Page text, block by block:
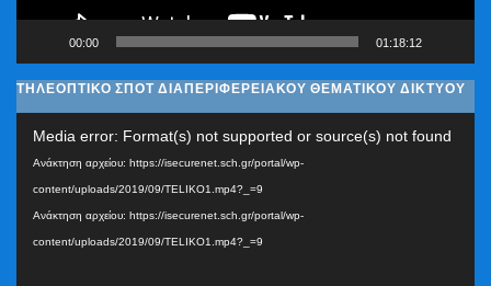
00:00 01:18:12
ΤΗΛΕΟΠΤΙΚΟ ΣΠΟΤ ΔΙΑΠΕΡΙΦΕΡΕΙΑΚΟΥ ΘΕΜΑΤΙΚΟΥ ΔΙΚΤΥΟΥ
Media error: Format(s) not supported or source(s) not found
Ανάκτηση αρχείου: https://isecurenet.sch.gr/portal/wp-
content/uploads/2019/09/TELIKO1.mp4?_=9
Ανάκτηση αρχείου: https://isecurenet.sch.gr/portal/wp-
content/uploads/2019/09/TELIKO1.mp4?_=9